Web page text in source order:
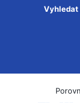
Vyhledat